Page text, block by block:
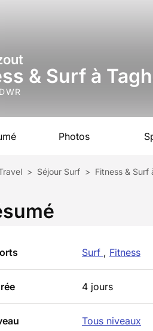
& Surf à
Photos
> Séjour Surf > Fitness & Surf
Surf , Fitness
4 jours
Tous niveaux